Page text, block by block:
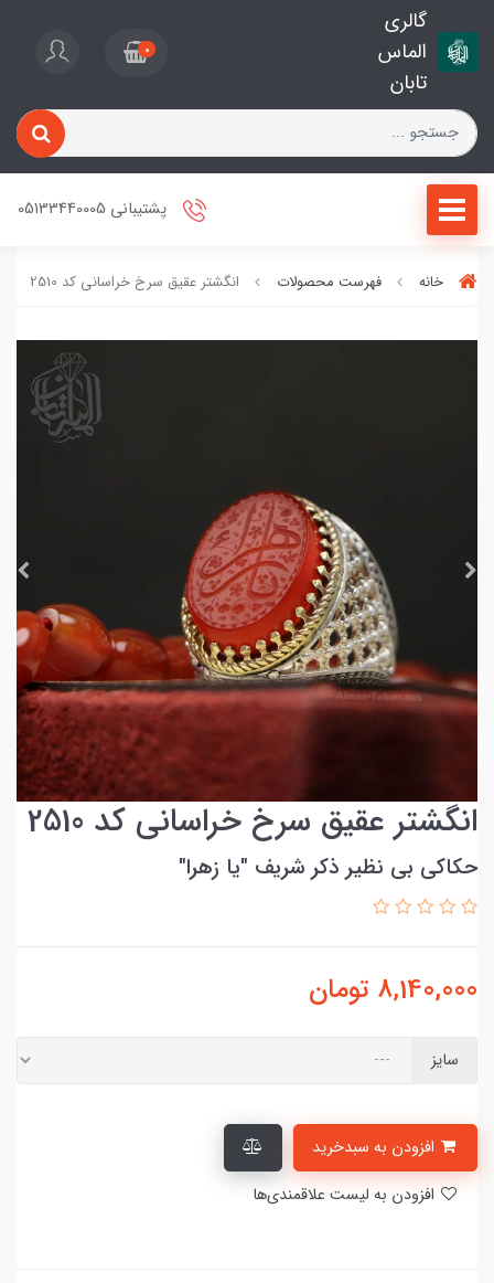
گالری
الماس
تابان
0
پشتیبانی 05133440005
خانه فهرست محصولات انگشتر عقیق سرخ خراسانی کد 2510
انگشتر عقیق سرخ خراسانی کد 2510
حکاکی بی نظیر ذکر شریف ″یا زهرا"
8,140,000 تومان
سایز